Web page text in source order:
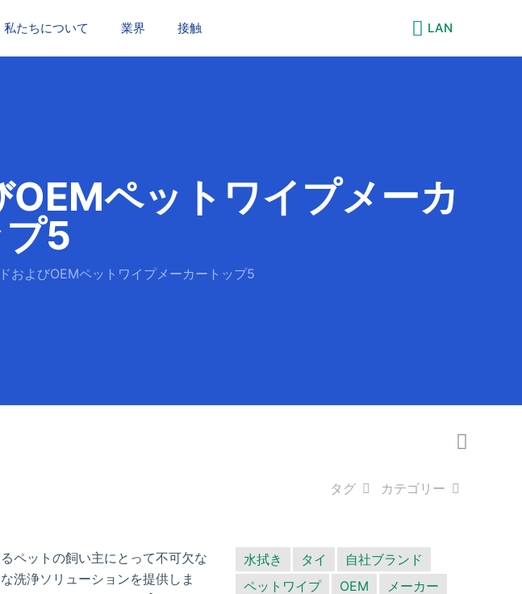
私たちについて 業界 接触 LAN
ペットワイプメーカ
5
およびOEMペットワイプメーカートップ5
カテゴリー
タグ
ペットの飼い主にとって不可欠な
洗浄ソリューションを提供しま
水拭き タイ
自社ブランド
ペットワイプ
OEM
メーカー